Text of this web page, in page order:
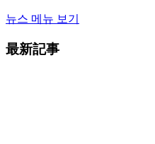
뉴스 메뉴 보기
最新記事